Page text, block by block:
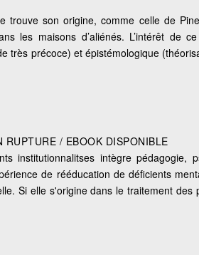
trouve son origine, comme celle de
les maisons d’aliénés. L’intérêt de
très précoce) et épistémologique
RUPTURE / EBOOK DISPONIBLE
institutionnalitses intègre pédagogie,
de rééducation de déficients
Si elle s'origine dans le traitement des